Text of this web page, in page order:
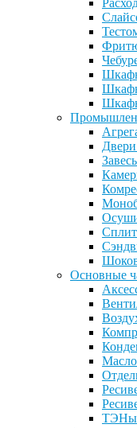
Основные
ТЭНы